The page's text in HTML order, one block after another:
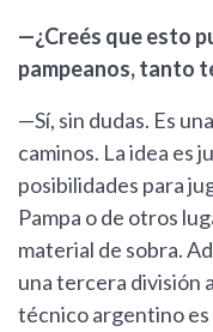
—¿Creés que esto
pampeanos, tanto
—Sí, sin dudas. Es
caminos. La idea es
posibilidades para
Pampa o de otros
material de sobra.
una tercera división
técnico argentino